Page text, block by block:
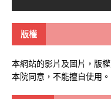
版權
本網站的影片及圖片，版
本院同意，不能擅自使用。